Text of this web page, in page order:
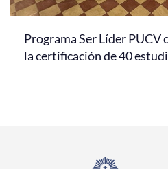
Programa Ser Líder PUCV
la certificación de 40